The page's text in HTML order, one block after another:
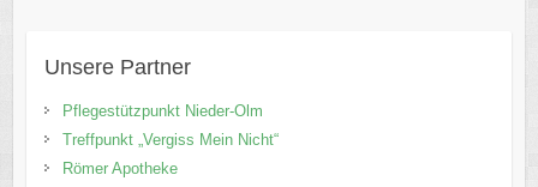
Unsere Partner
Pflegestützpunkt Nieder-Olm
Treffpunkt „Vergiss Mein Nicht“
Römer Apotheke